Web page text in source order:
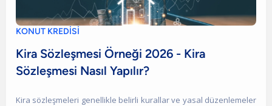
KONUT KREDİSİ
Kira Sözleşmesi Örneği 2026 - Kira
Sözleşmesi Nasıl Yapılır?
Kira sözleşmeleri genellikle belirli kurallar ve yasal düzenlemeler